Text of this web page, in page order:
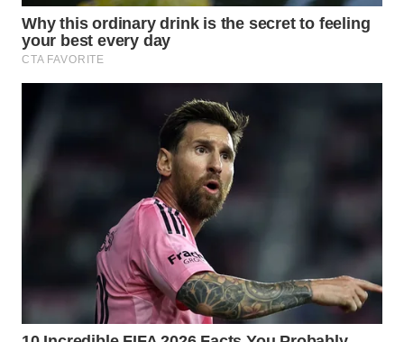
TINGGI
WN
PAKPAK
WN